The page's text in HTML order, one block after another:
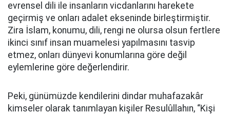
evrensel dili ile insanların vicdanlarını harekete
geçirmiş ve onları adalet ekseninde birleştirmiştir.
Zira İslam, konumu, dili, rengi ne olursa olsun fertlere
ikinci sınıf insan muamelesi yapılmasını tasvip
etmez, onları dünyevi konumlarına göre değil
eylemlerine göre değerlendirir.
Peki, günümüzde kendilerini dindar muhafazakâr
kimseler olarak tanımlayan kişiler Resulûllahın, “Kişi